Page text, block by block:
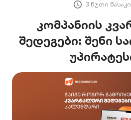
3 წუთი
კომპანიის
შედეგები: შენი